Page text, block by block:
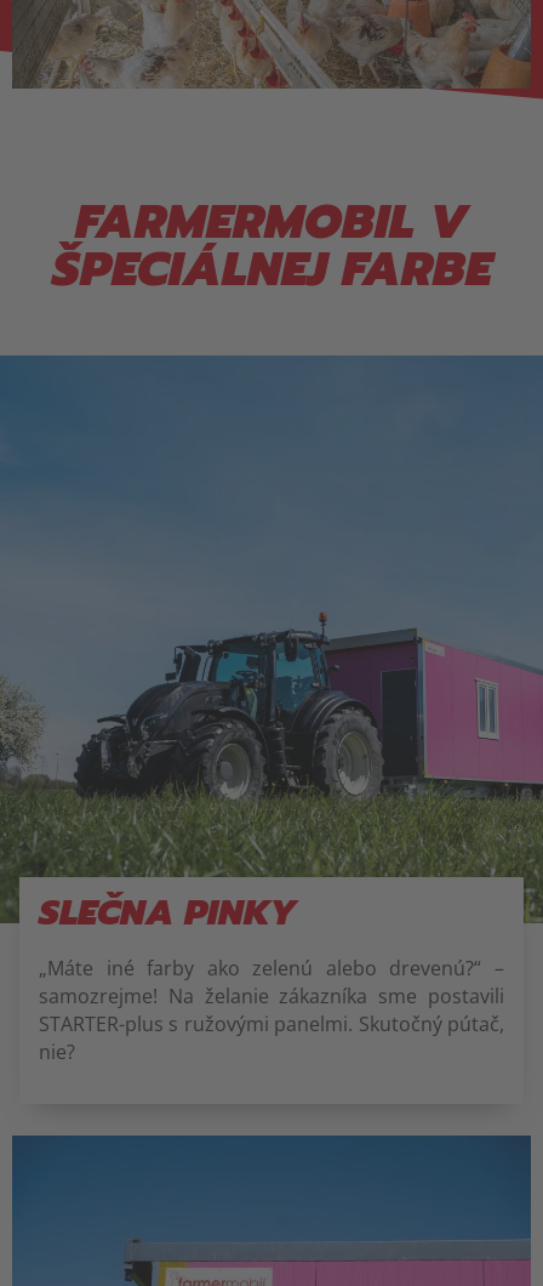
FARMERMOBIL V
ŠPECIÁLNEJ FARBE
SLEČNA PINKY
„Máte iné farby ako zelenú alebo drevenú?“ –
samozrejme! Na želanie zákazníka sme postavili
STARTER-plus s ružovými panelmi. Skutočný pútač,
nie?